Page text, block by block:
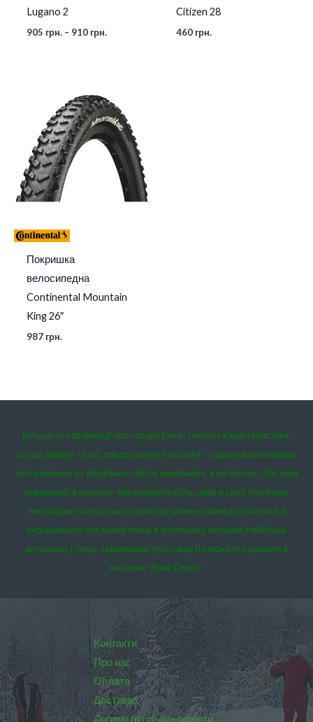
Lugano 2
905 грн. – 910 грн.
Citizen 28
460 грн.
Покришка
велосипедна
Continental Mountain
King 26″
987 грн.
Більшість інформації про товари (опис, технічні характеристики,
склад виробу та ін.), представленої на сайті – надано виробниками
або заявлено на офіційних сайтах виробників, в каталогах. Частина
інформації в інтернет-магазині(кількість, ціна) в силу технічних
неполадок та людського фактору може не завжди збігатися з
інформацією про даний товар в фізичному магазині.Найбільш
актуальну і точну інформацію про товар Ви можете отримати в
магазині “Вовк Спорт”:
Контакти
Про нас
Оплата
Доставка
Договір публічної оферти